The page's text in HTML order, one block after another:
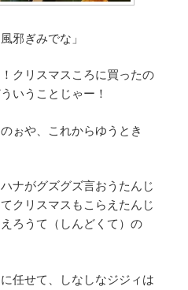
邪ぎみでな」
クリスマスころに買ったの
いうことじゃー！
ぉや、これからゆうとき
ナがグズグズ言おうたんじ
クリスマスもこらえたんじ
ろうて（しんどくて）の
任せて、しなしなジジィは